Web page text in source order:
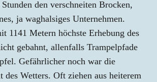
den verschneiten Brocken,
ja waghalsiges Unternehmen.
1141 Metern höchste Erhebung des
gebahnt, allenfalls Trampelpfade
Gefährlicher noch war die
des Wetters. Oft ziehen aus heiterem